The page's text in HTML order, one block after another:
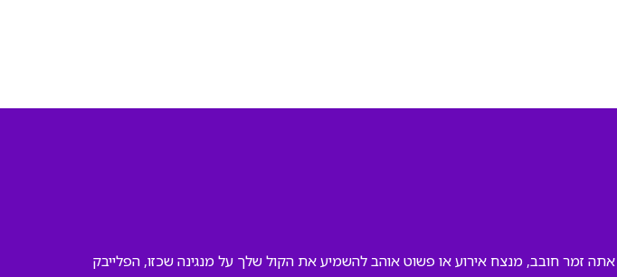
זמר חובב, מנצח אירוע או פשוט אוהב להשמיע את הקול שלך על מנגינה שכזו, הפלייבק